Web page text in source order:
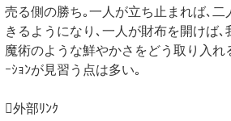
売る側の勝ち｡一人が立ち止まれば､
きるようになり､一人が財布を開けば､
魔術のような鮮やかさをどう取り入れ
ｰｼｮﾝが見習う点は多い｡
外部ﾘﾝｸ